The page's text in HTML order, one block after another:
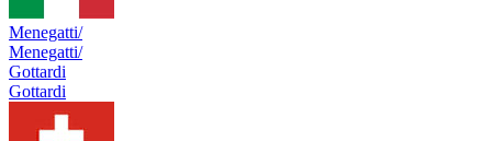
Menegatti/
Menegatti/
Gottardi
Gottardi